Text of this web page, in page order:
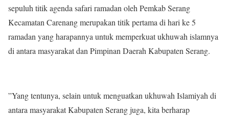
sepuluh titik agenda safari ramadan oleh Pemkab Serang
Kecamatan Carenang merupakan titik pertama di hari ke 5
ramadan yang harapannya untuk memperkuat ukhuwah islamnya
di antara masyarakat dan Pimpinan Daerah Kabupaten Serang.
”Yang tentunya, selain untuk menguatkan ukhuwah Islamiyah di
antara masyarakat Kabupaten Serang juga, kita berharap